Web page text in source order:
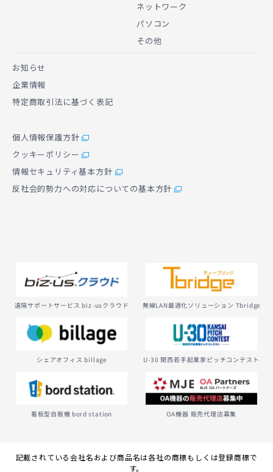
ネットワーク
パソコン
その他
お知らせ
企業情報
特定商取引法に基づく表記
個人情報保護方針
クッキーポリシー
情報セキュリティ基本方針
反社会的勢力への対応についての基本方針
遠隔サポートサービス biz-usクラウド 無線LAN最適化ソリューション Tbridge
シェアオフィス billage U-30 関西若手起業家ピッチコンテスト
看板型自販機 bord station OA機器 販売代理店募集
記載されている会社名および商品名は各社の商標もしくは登録商標で
す。